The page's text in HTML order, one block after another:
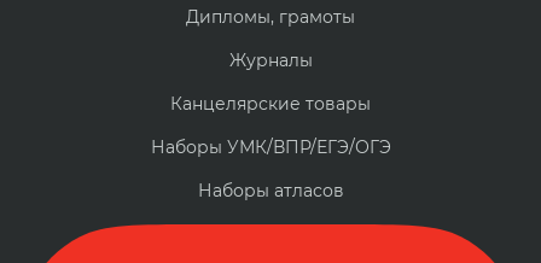
Дипломы, грамоты
Журналы
Канцелярские товары
Наборы УМК/ВПР/ЕГЭ/ОГЭ
Наборы атласов